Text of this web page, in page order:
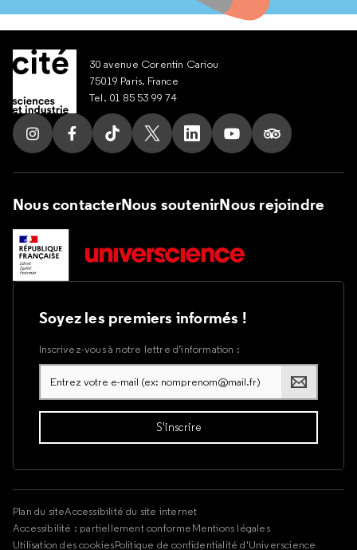
30 avenue Corentin Cariou
75019 Paris, France
Tel. 01 85 53 99 74
Suivez nous sur Instagram
Suivez nous sur Facebook
Suivez nous sur Tik Tok
Suivez nous sur X
Suivez nous sur LinkedIn
Suivez nous sur
Suivez nous
Nous contacterNous soutenirNous rejoindre
Soyez les premiers informés !
Inscrivez-vous à notre lettre d’information :
Plan du siteAccessibilité du site internet
Accessibilité : partiellement conformeMentions légales
Utilisation des cookiesPolitique de confidentialité d'Universcience